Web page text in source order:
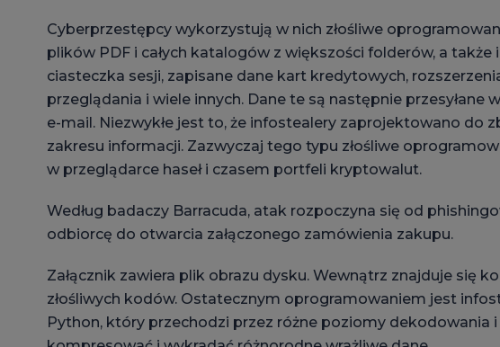
Cyberprzestępcy wykorzystują w nich złośliwe
plików PDF i całych katalogów z większości folderów, a
ciasteczka sesji, zapisane dane kart kredytowych,
przeglądania i wiele innych. Dane te są następnie przesyłane
e-mail. Niezwykłe jest to, że infostealery zaprojektowano do
zakresu informacji. Zazwyczaj tego typu złośliwe
w przeglądarce haseł i czasem portfeli kryptowalut.
Według badaczy Barracuda, atak rozpoczyna się od
odbiorcę do otwarcia załączonego zamówienia zakupu.
Załącznik zawiera plik obrazu dysku. Wewnątrz znajduje się
złośliwych kodów. Ostatecznym oprogramowaniem jest
Python, który przechodzi przez różne poziomy dekodowania